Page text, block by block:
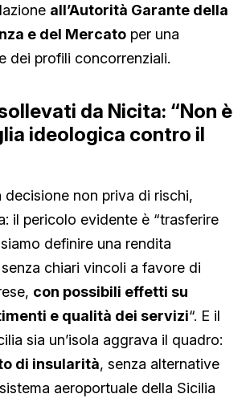
all’Autorità Garante della
e del Mercato per una
dei profili concorrenziali.
da Nicita: “Non è
ideologica contro il
decisione non priva di rischi,
il pericolo evidente è “trasferire
definire una rendita
chiari vincoli a favore di
con possibili effetti su
e qualità dei servizi“. E il
sia un’isola aggrava il quadro:
di insularità, senza alternative
aeroportuale della Sicilia